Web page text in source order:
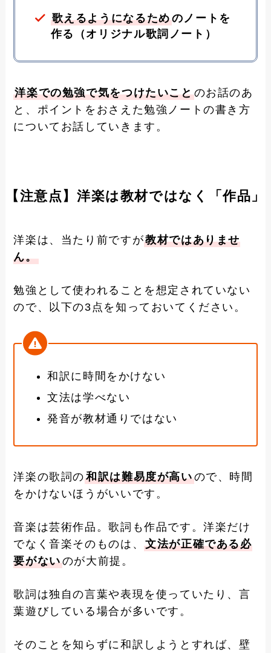
歌えるようになるためのノートを
作る（オリジナル歌詞ノート）
洋楽での勉強で気をつけたいことのお話のあ
と、ポイントをおさえた勉強ノートの書き方
についてお話していきます。
【注意点】洋楽は教材ではなく「作品」
洋楽は、当たり前ですが教材ではありませ
ん。
勉強として使われることを想定されていない
ので、以下の3点を知っておいてください。
和訳に時間をかけない
文法は学べない
発音が教材通りではない
洋楽の歌詞の和訳は難易度が高いので、時間
をかけないほうがいいです。
音楽は芸術作品。歌詞も作品です。洋楽だけ
でなく音楽そのものは、文法が正確である必
要がないのが大前提。
歌詞は独自の言葉や表現を使っていたり、言
葉遊びしている場合が多いです。
そのことを知らずに和訳しようとすれば、壁